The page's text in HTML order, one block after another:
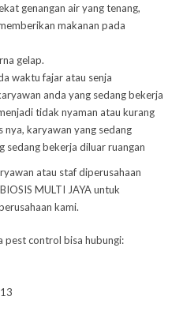
genangan air yang tenang,
makanan pada
gelap.
waktu fajar atau senja
anda yang sedang bekerja
tidak nyaman atau kurang
karyawan yang sedang
sedang bekerja diluar ruangan
atau staf diperusahaan
MULTI JAYA untuk
kami.
pest control bisa hubungi: